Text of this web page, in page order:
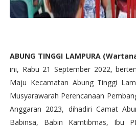
ABUNG TINGGI LAMPURA
ini, Rabu 21 September 2022,
Maju Kecamatan Abung Tinggi
Musyarawarah Perencanaan
Anggaran 2023, dihadiri Camat
Babinsa, Babin Kamtibmas, Ibu